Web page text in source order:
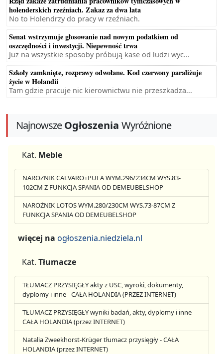
holenderskich rzeźniach. Zakaz za dwa lata
No to Holendrzy do pracy w rzeźniach.
Senat wstrzymuje głosowanie nad nowym podatkiem od
oszczędności i inwestycji. Niepewność trwa
Już na wszystkie sposoby próbują kase od ludzi wyc...
Szkoły zamknięte, rozprawy odwołane. Kod czerwony paraliżuje
życie w Holandii
Tam gdzie pracuje nic kierownictwu nie przeszkadza...
NajnowszeOgłoszenia Wyróżnione
Kat. Meble
NAROŻNIK CALVARO+PUFA WYM.296/234CM WYS.83-
102CM Z FUNKCJA SPANIA OD DEMEUBELSHOP
NAROŻNIK LOTOS WYM.280/230CM WYS.73-87CM Z
FUNKCJA SPANIA OD DEMEUBELSHOP
więcej na ogłoszenia.niedziela.nl
Kat. Tłumacze
TŁUMACZ PRZYSIĘGŁY akty z USC, wyroki, dokumenty,
dyplomy i inne - CAŁA HOLANDIA (PRZEZ INTERNET)
TŁUMACZ PRZYSIĘGŁY wyniki badań, akty, dyplomy i inne
CAŁA HOLANDIA (przez INTERNET)
Natalia Zweekhorst-Krüger tłumacz przysięgły - CAŁA
HOLANDIA (przez INTERNET)